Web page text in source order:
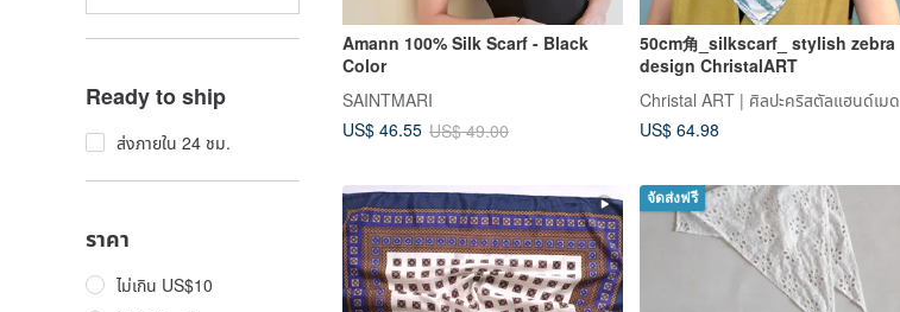
Ready to ship
ส่งภายใน 24 ชม.
ราคา
ไม่เกิน US$10
Amann 100% Silk Scarf - Black
Color
SAINTMARI
US$ 46.55 US$ 49.00
50cm角_silkscarf_ stylish zebra
design ChristalART
Christal ART | ศิลปะคริสตัลแฮนด์เมด
US$ 64.98
จัดส่งฟรี